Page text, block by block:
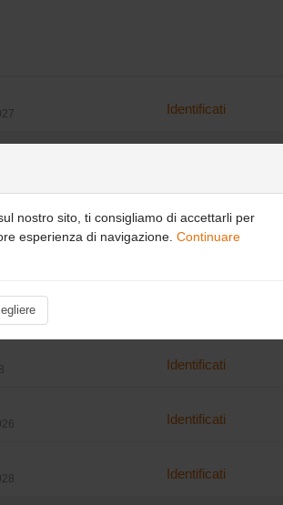
Identificati
Cartone completo: 6 unità
Acquista 3 e ricevi gratuitamente 1
Identificati
Identificati
Identificati
nostro sito, ti consigliamo di accettarli per
esperienza di navigazione. Continuare